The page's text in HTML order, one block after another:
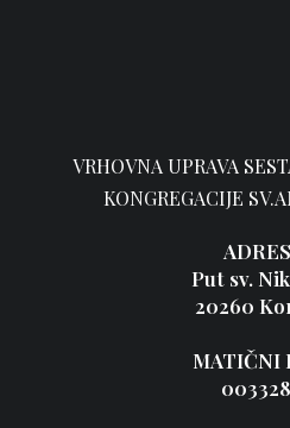
VRHOVNA UPRAVA
KONGREGACIJE
Put sv.
20260
MATIČNI